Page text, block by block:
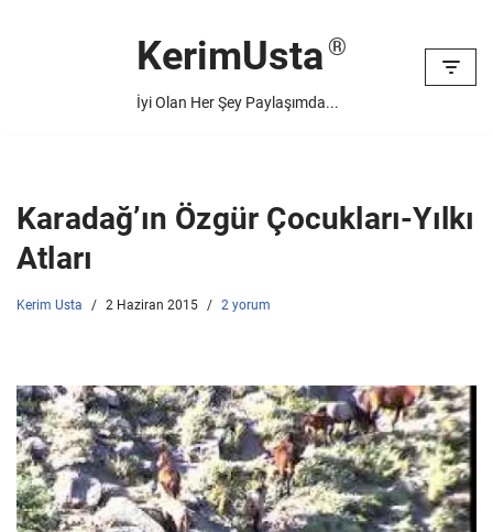
KerimUsta
İyi Olan Her Şey Paylaşımda...
Karadağ’ın Özgür Çocukları-Yılkı
Atları
Kerim Usta 2 Haziran 2015 2 yorum